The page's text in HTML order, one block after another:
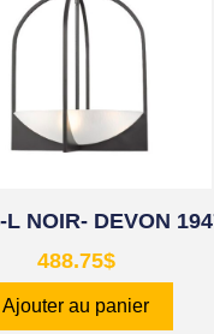
L NOIR- DEVON
488.75$
Ajouter au panier